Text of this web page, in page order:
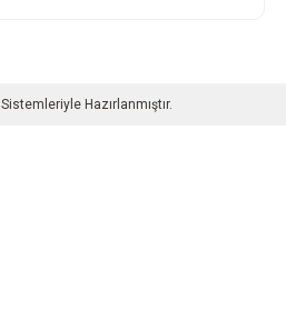
Sistemleriyle Hazırlanmıştır.